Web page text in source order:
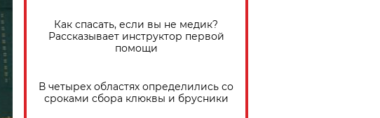
Как спасать, если вы не медик?
Рассказывает инструктор первой
помощи
В четырех областях определились со
сроками сбора клюквы и брусники